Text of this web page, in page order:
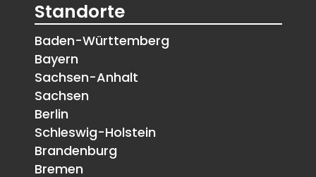
Standorte
Baden-Württemberg
Bayern
Sachsen-Anhalt
Sachsen
Berlin
Schleswig-Holstein
Brandenburg
Bremen